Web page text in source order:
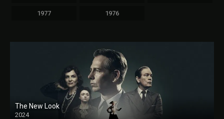
1977 1976
The New Look
2024